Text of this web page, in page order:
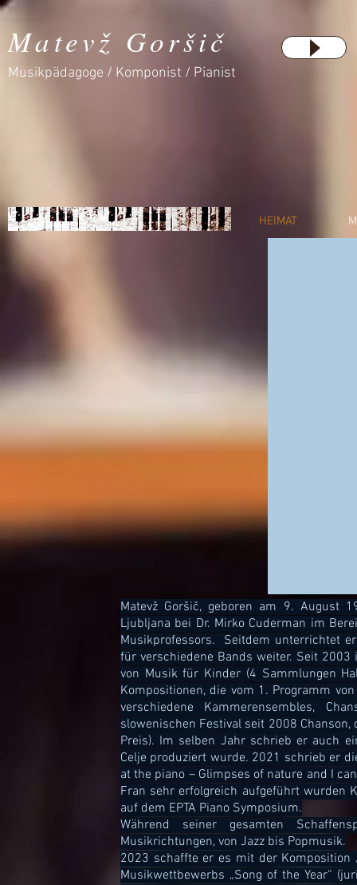
Matevž Goršič
Musikpädagoge / Komponist / Pianist
HEIMAT
Matevž Goršič, geboren am 9. August
Ljubljana bei Dr. Mirko Cuderman im
Musikprofessors. Seitdem unterrichtet
für verschiedene Bands weiter. Seit
von Musik für Kinder (4 Sammlungen
Kompositionen, die vom 1. Programm
verschiedene Kammerensembles,
slowenischen Festival seit 2008
Preis). Im selben Jahr schrieb er auch
Celje produziert wurde. 2021 schrieb er
at the piano – Glimpses of nature and I
Fran sehr erfolgreich aufgeführt wurden
auf dem EPTA Piano Symposium.
Während seiner gesamten
Musikrichtungen, von Jazz bis Popmusik.
2023 schaffte er es mit der Komposition
Musikwettbewerbs „Song of the Year“